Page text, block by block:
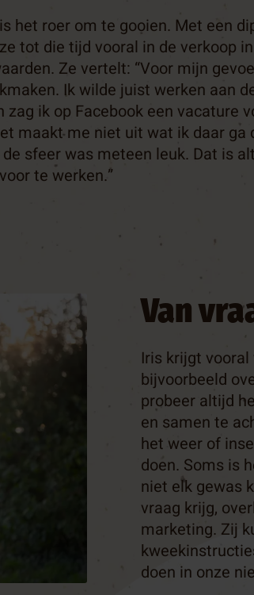
het roer om te gooien. Met een
tot die tijd vooral in de verkoop
Ze vertelt: “Voor mijn
Ik wilde juist werken aan
zag ik op Facebook een vacature
maakt me niet uit wat ik daar ga
sfeer was meteen leuk. Dat is
te werken.”
Van
Iris krijgt
bijvoorbeeld
probeer altijd
en samen te
het weer of
doen. Soms is
niet elk gewas
vraag krijg,
marketing. Zij
doen in onze